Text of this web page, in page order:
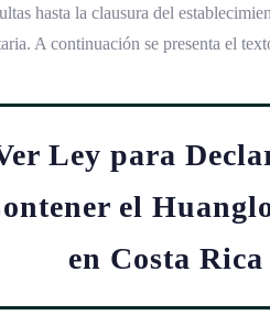
hasta la clausura del
A continuación se presenta el
Ley para
el
en Costa